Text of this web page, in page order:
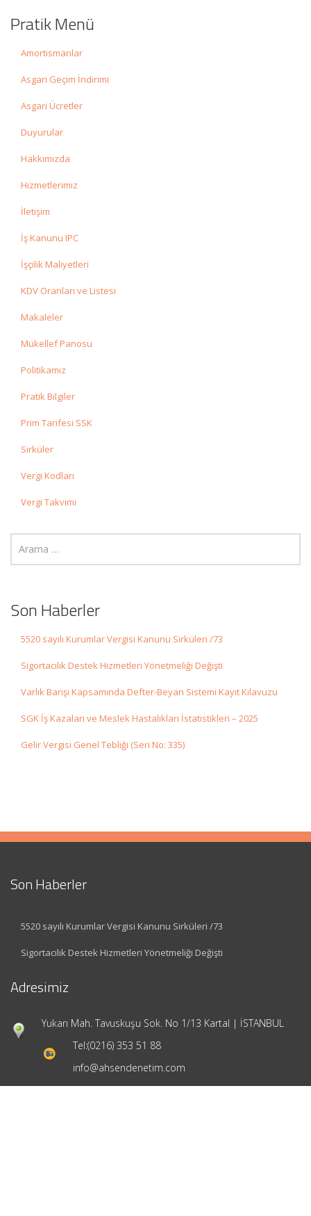
Pratik Menü
Amortismanlar
Asgari Geçim İndirimi
Asgari Ücretler
Duyurular
Hakkımızda
Hizmetlerimiz
İletişim
İş Kanunu IPC
İşçilik Maliyetleri
KDV Oranları ve Listesi
Makaleler
Mükellef Panosu
Politikamız
Pratik Bilgiler
Prim Tarifesi SSK
Sirküler
Vergi Kodları
Vergi Takvimi
Son Haberler
5520 sayılı Kurumlar Vergisi Kanunu Sirküleri /73
Sigortacılık Destek Hizmetleri Yönetmeliği Değişti
Varlık Barışı Kapsamında Defter-Beyan Sistemi Kayıt Kılavuzu
SGK İş Kazaları ve Meslek Hastalıkları İstatistikleri – 2025
Gelir Vergisi Genel Tebliği (Seri No: 335)
Son Haberler
5520 sayılı Kurumlar Vergisi Kanunu Sirküleri /73
Sigortacılık Destek Hizmetleri Yönetmeliği Değişti
Adresimiz
Yukarı Mah. Tavuskuşu Sok. No 1/13 Kartal | İSTANBUL
Tel:(0216) 353 51 88
info@ahsendenetim.com